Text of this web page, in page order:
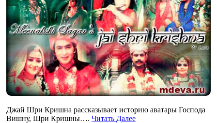
Джай Шри Кришна рассказывает историю аватары Господа
Вишну, Шри Кришны…. Читать Далее